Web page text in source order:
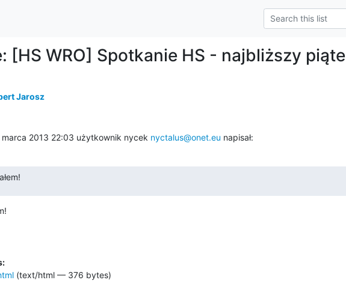
[HS WRO] Spotkanie HS - najbliższy
Jarosz
marca 2013 22:03 użytkownik nycek nyctalus@onet.eu napisał:
(text/html — 376 bytes)